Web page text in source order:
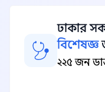
ঢাকার
বিশেষজ্ঞ
২২৫ জন